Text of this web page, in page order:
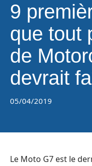
9
que tout
de
devrait
05/04/2019
Le Moto G7 est le